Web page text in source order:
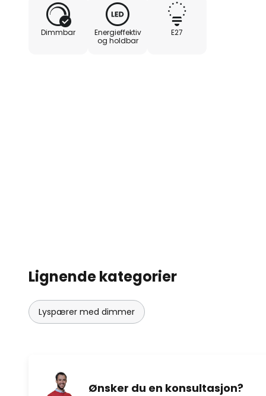
Dimmbar
Energieffektiv
og holdbar
E27
Lignende kategorier
Lyspærer med dimmer
Ønsker du en konsultasjon?